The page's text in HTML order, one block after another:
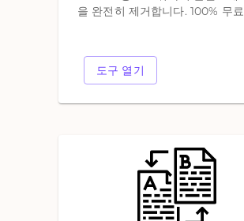
을 완전히 제거합니다. 100% 무료
도구 열기